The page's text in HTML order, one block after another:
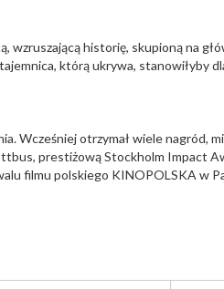
wzruszającą historię, skupioną na
którą ukrywa, stanowiłyby
Wcześniej otrzymał wiele nagród,
prestiżową Stockholm Impact
filmu polskiego KINOPOLSKA w